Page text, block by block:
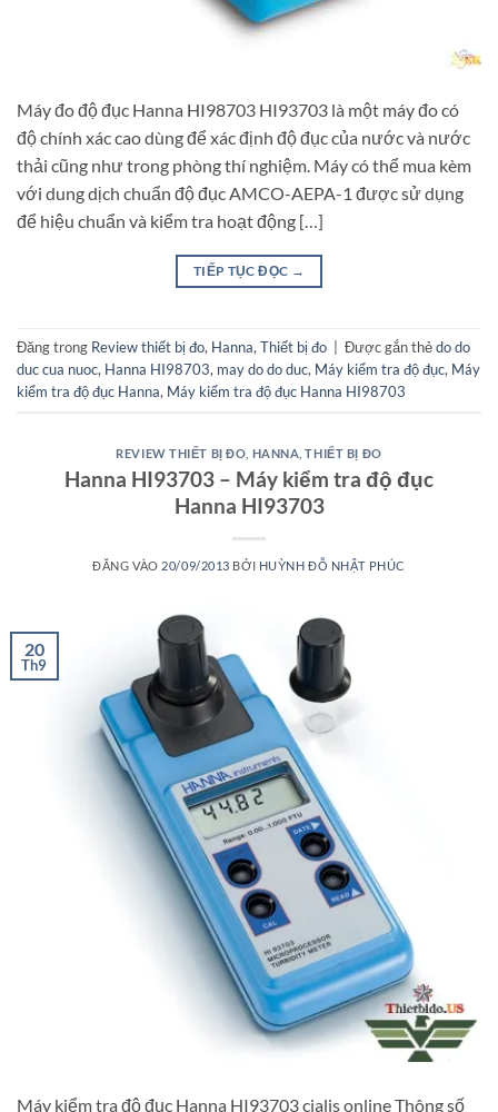
Máy đo độ đục Hanna HI98703 HI93703 là một máy đo có
độ chính xác cao dùng để xác định độ đục của nước và nước
thải cũng như trong phòng thí nghiệm. Máy có thể mua kèm
với dung dịch chuẩn độ đục AMCO-AEPA-1 được sử dụng
để hiệu chuẩn và kiểm tra hoạt động […]
TIẾP TỤC ĐỌC →
Đăng trong Review thiết bị đo, Hanna,Thiết bị đo Được gắn thẻdo do
duc cua nuoc, Hanna HI98703, may do do duc, Máy kiểm tra độ đục, Máy
kiểm tra độ đục Hanna, Máy kiểm tra độ đục Hanna HI98703
REVIEW THIẾT BỊ ĐO HANNA ,THIẾT BỊ ĐO
Hanna HI93703 – Máy kiểm tra độ đục
Hanna HI93703
ĐĂNG VÀO 20/09/2013 BỞI HUỲNH ĐỖ NHẬT PHÚC
20
Th9
Máy kiểm tra độ đục Hanna HI93703 cialis online Thông số